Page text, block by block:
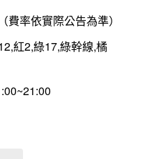
費率依實際公告為準）
紅2,綠17,綠幹線,橘